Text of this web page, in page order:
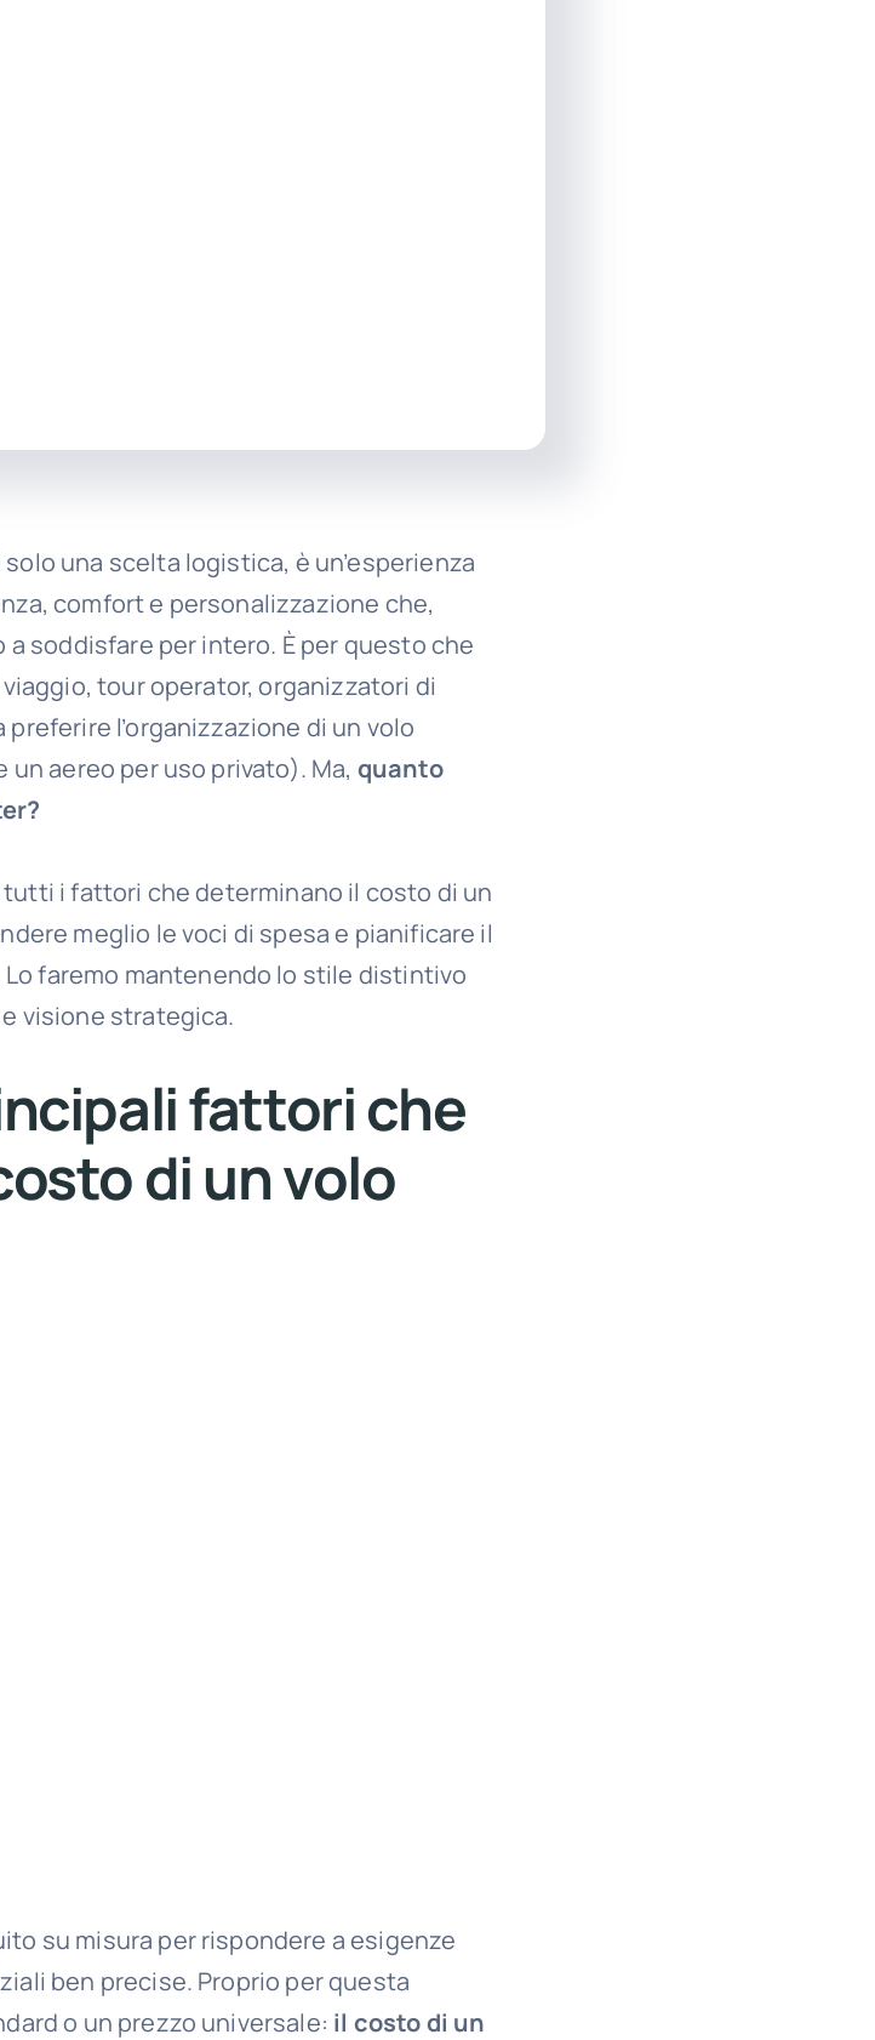
una scelta logistica, è un’esperienza
comfort e personalizzazione che,
soddisfare per intero. È per questo che
tour operator, organizzatori di
l’organizzazione di un volo
aereo per uso privato). Ma, quanto
i fattori che determinano il costo di un
meglio le voci di spesa e pianificare il
faremo mantenendo lo stile distintivo
visione strategica.
fattori che
di un volo
su misura per rispondere a esigenze
ben precise. Proprio per questa
o un prezzo universale: il costo di un